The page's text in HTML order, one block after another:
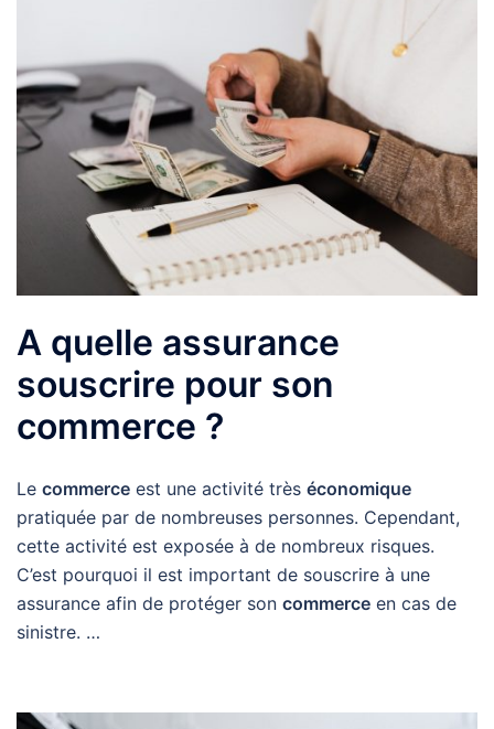
A quelle assurance
souscrire pour son
commerce ?
Le commerce est une activité très économique
pratiquée par de nombreuses personnes. Cependant,
cette activité est exposée à de nombreux risques.
C’est pourquoi il est important de souscrire à une
assurance afin de protéger son commerce en cas de
sinistre. …